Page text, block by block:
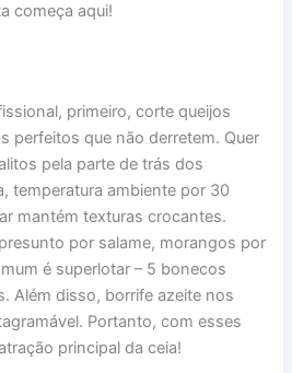
começa aqui!
primeiro, corte queijos
perfeitos que não derretem. Quer
pela parte de trás dos
temperatura ambiente por 30
mantém texturas crocantes.
por salame, morangos por
é superlotar – 5 bonecos
Além disso, borrife azeite nos
Portanto, com esses
principal da ceia!